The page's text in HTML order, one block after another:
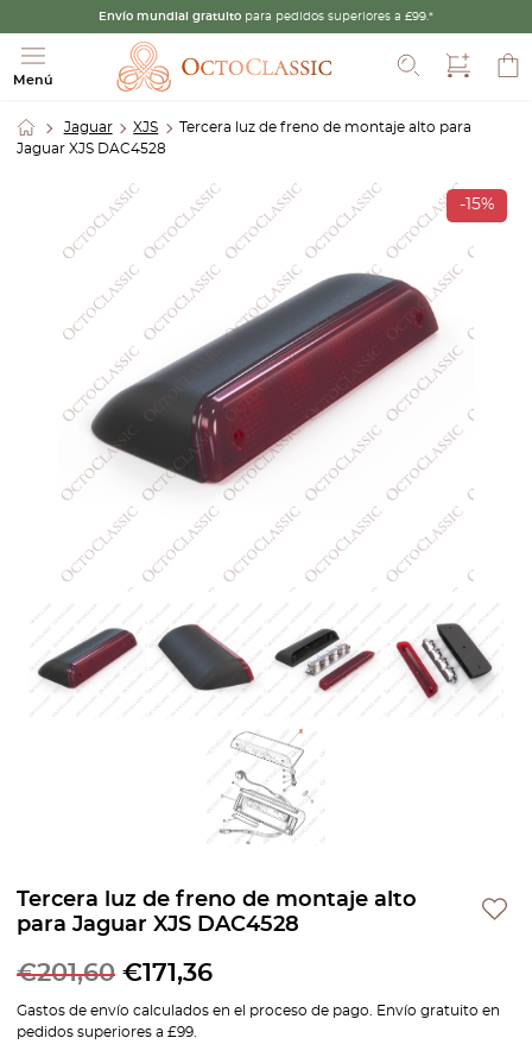
Envío mundial gratuito para pedidos superiores a £99.*
Menú
Jaguar XJS
Tercera luz de freno de montaje alto para
Jaguar XJS DAC4528
-15%
Tercera luz de freno de montaje alto
para Jaguar XJS DAC4528
€201,60 €171,36
Gastos de envío calculados en el proceso de pago. Envío gratuito en
pedidos superiores a £99.